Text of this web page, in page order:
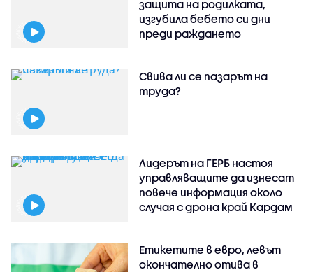
защита на родилката,
изгубила бебето си дни
преди раждането
Свива ли се пазарът на
труда?
Лидерът на ГЕРБ настоя
управляващите да изнесат
повече информация около
случая с дрона край Кардам
Етикетите в евро, левът
окончателно отива в